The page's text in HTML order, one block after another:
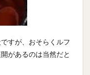
すが、おそらくルフ
があるのは当然だと